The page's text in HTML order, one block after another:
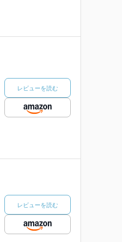
レビューを読む
レビューを読む